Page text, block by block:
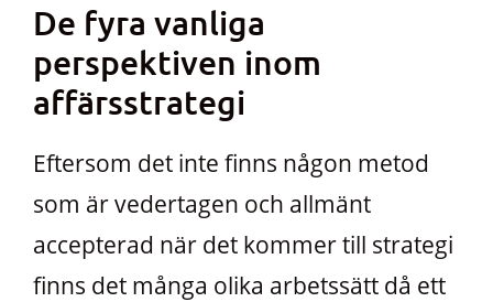
De fyra vanliga
perspektiven inom
affärsstrategi
Eftersom det inte finns någon metod
som är vedertagen och allmänt
accepterad när det kommer till strategi
finns det många olika arbetssätt då ett